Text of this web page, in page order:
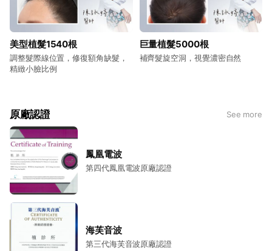
美型植髮1540根
調整髮際線位置，修復額角缺髮，
精緻小臉比例
巨量植髮5000根
補齊髮旋空洞，視覺濃密自然
原廠認證 See more
鳳凰電波
第四代鳳凰電波原廠認證
海芙音波
第三代海芙音波原廠認證